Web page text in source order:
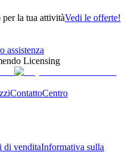
la tua attivitàVedi le offerte!
assistenza
Licensing
ContattoCentro
di venditaInformativa sulla